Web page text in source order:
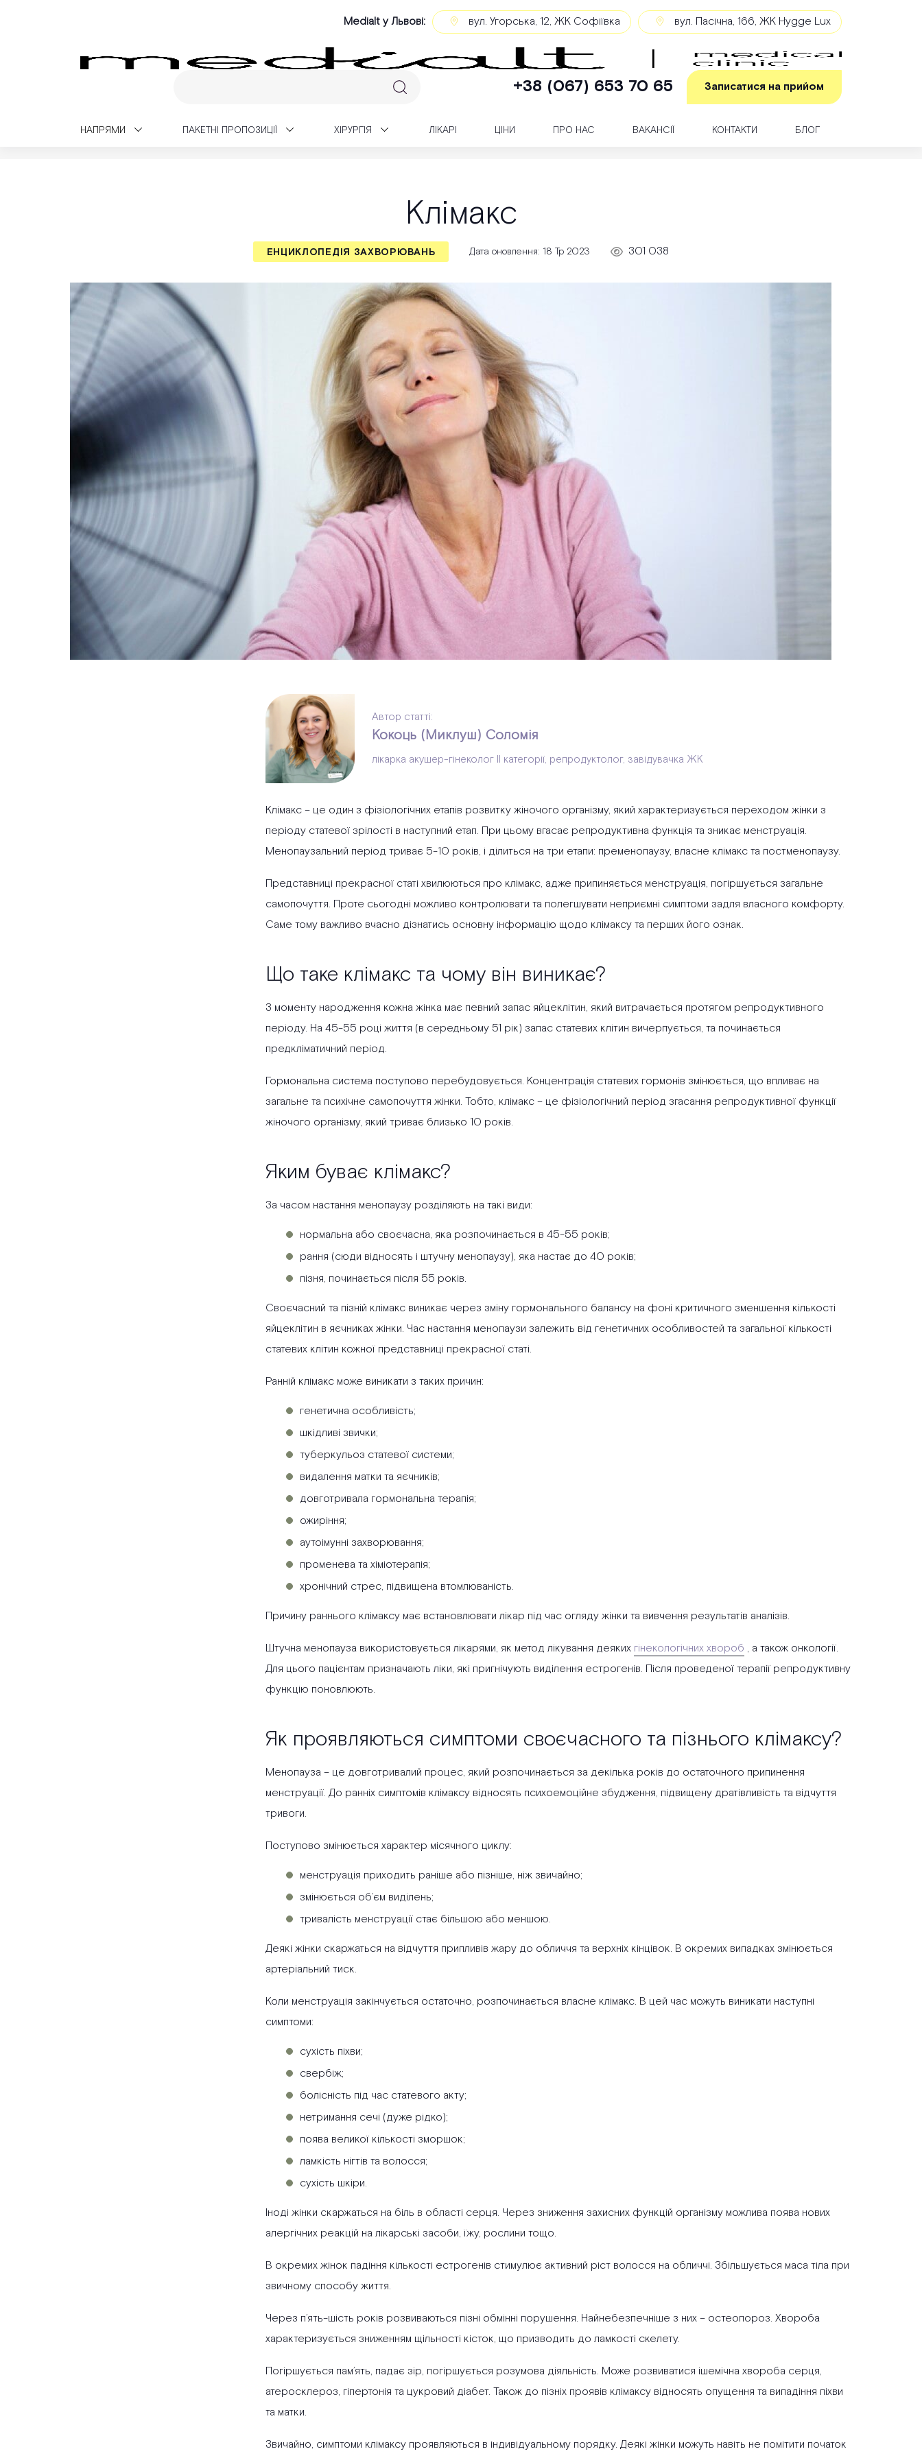
Medialt у Львові: вул. Угорська, 12, ЖК Софіївка вул. Пасічна, 166, ЖК Hygge Lux
+38 (067) 653 70 65 Записатися на прийом
НАПРЯМИ ПАКЕТНІ ПРОПОЗИЦІЇ XІРУРГІЯ ЛІКАРІ ЦІНИ ПРО НАС ВАКАНСІЇ КОНТАКТИ БЛОГ
Клімакс
ЕНЦИКЛОПЕДІЯ ЗАХВОРЮВАНЬ Дата оновлення: 18 Тр 2023 301 038
Автор статті:
Кокоць (Миклуш) Соломія
лікарка акушер-гінеколог ІІ категорії, репродуктолог, завідувачка ЖК
Клімакс – це один з фізіологічних етапів розвитку жіночого організму, який характеризується переходом жінки з
періоду статевої зрілості в наступний етап. При цьому вгасає репродуктивна функція та зникає менструація.
Менопаузальний період триває 5-10 років, і ділиться на три етапи: пременопаузу, власне клімакс та постменопаузу.
Представниці прекрасної статі хвилюються про клімакс, адже припиняється менструація, погіршується загальне
самопочуття. Проте сьогодні можливо контролювати та полегшувати неприємні симптоми задля власного комфорту.
Саме тому важливо вчасно дізнатись основну інформацію щодо клімаксу та перших його ознак.
Що таке клімакс та чому він виникає?
З моменту народження кожна жінка має певний запас яйцеклітин, який витрачається протягом репродуктивного
періоду. На 45-55 році життя (в середньому 51 рік) запас статевих клітин вичерпується, та починається
предкліматичний період.
Гормональна система поступово перебудовується. Концентрація статевих гормонів змінюється, що впливає на
загальне та психічне самопочуття жінки. Тобто, клімакс – це фізіологічний період згасання репродуктивної функції
жіночого організму, який триває близько 10 років.
Яким буває клімакс?
За часом настання менопаузу розділяють на такі види:
нормальна або своєчасна, яка розпочинається в 45-55 років;
рання (сюди відносять і штучну менопаузу), яка настає до 40 років;
пізня, починається після 55 років.
Своєчасний та пізній клімакс виникає через зміну гормонального балансу на фоні критичного зменшення кількості
яйцеклітин в яєчниках жінки. Час настання менопаузи залежить від генетичних особливостей та загальної кількості
статевих клітин кожної представниці прекрасної статі.
Ранній клімакс може виникати з таких причин:
генетична особливість;
шкідливі звички;
туберкульоз статевої системи;
видалення матки та яєчників;
довготривала гормональна терапія;
ожиріння;
аутоімунні захворювання;
променева та хіміотерапія;
хронічний стрес, підвищена втомлюваність.
Причину раннього клімаксу має встановлювати лікар під час огляду жінки та вивчення результатів аналізів.
Штучна менопауза використовується лікарями, як метод лікування деяких гінекологічних хвороб , а також онкології.
Для цього пацієнтам призначають ліки, які пригнічують виділення естрогенів. Після проведеної терапії репродуктивну
функцію поновлюють.
Як проявляються симптоми своєчасного та пізнього клімаксу?
Менопауза – це довготривалий процес, який розпочинається за декілька років до остаточного припинення
менструації. До ранніх симптомів клімаксу відносять психоемоційне збудження, підвищену дратівливість та відчуття
тривоги.
Поступово змінюється характер місячного циклу:
менструація приходить раніше або пізніше, ніж звичайно;
змінюється об’єм виділень;
тривалість менструації стає більшою або меншою.
Деякі жінки скаржаться на відчуття припливів жару до обличчя та верхніх кінцівок. В окремих випадках змінюється
артеріальний тиск.
Коли менструація закінчується остаточно, розпочинається власне клімакс. В цей час можуть виникати наступні
симптоми:
сухість піхви;
свербіж;
болісність під час статевого акту;
нетримання сечі (дуже рідко);
поява великої кількості зморшок;
ламкість нігтів та волосся;
сухість шкіри.
Іноді жінки скаржаться на біль в області серця. Через зниження захисних функцій організму можлива поява нових
алергічних реакцій на лікарські засоби, їжу, рослини тощо.
В окремих жінок падіння кількості естрогенів стимулює активний ріст волосся на обличчі. Збільшується маса тіла при
звичному способу життя.
Через п’ять-шість років розвиваються пізні обмінні порушення. Найнебезпечніше з них – остеопороз. Хвороба
характеризується зниженням щільності кісток, що призводить до ламкості скелету.
Погіршується пам’ять, падає зір, погіршується розумова діяльність. Може розвиватися ішемічна хвороба серця,
атеросклероз, гіпертонія та цукровий діабет. Також до пізніх проявів клімаксу відносять опущення та випадіння піхви
та матки.
Звичайно, симптоми клімаксу проявляються в індивідуальному порядку. Деякі жінки можуть навіть не помітити початок